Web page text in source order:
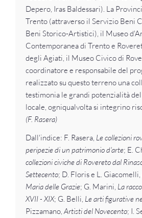
Depero, Iras Baldessari). La
Trento (attraverso il Servizio Beni
Beni Storico-Artistici), il Museo
Contemporanea di Trento e
degli Agiati, il Museo Civico di
coordinatore e responsabile del
realizzato su questo terreno una
testimonia le grandi potenzialità
locale, ogniqualvolta si integrino
(F. Rasera)
Dall'indice: F. Rasera, Le collezioni
peripezie di un patrimonio d'arte; E.
collezioni civiche di Rovereto dal
Settecento; D. Floris e L. Giacomelli,
Maria delle Grazie; G. Marini, La
XVII - XIX; G. Belli, Le arti figurative
Pizzamano,Artisti del Novecento; I.